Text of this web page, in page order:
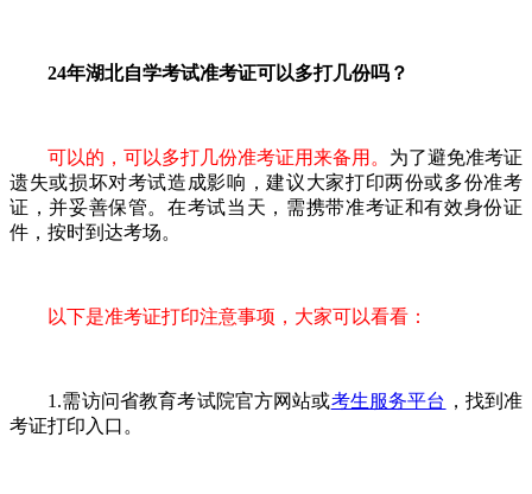
24年湖北自学考试准考证可以多打几份吗？
可以的，可以多打几份准考证用来备用。 为了避免准考证
遗失或损坏对考试造成影响，建议大家打印两份或多份准考
证，并妥善保管。在考试当天，需携带准考证和有效身份证
件，按时到达考场。
以下是准考证打印注意事项，大家可以看看：
1.需访问省教育考试院官方网站或考生服务平台 ，找到准
考证打印入口。